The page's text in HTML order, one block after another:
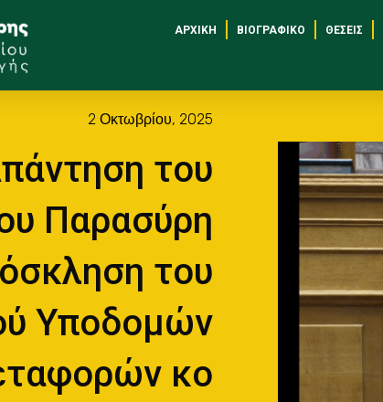
ΑΡΧΙΚΉ ΒΙΟΓΡΑΦΙΚΌ ΘΈΣΕΙΣ
2 Οκτωβρίου, 2025
του
Παρασύρη
του
Υποδομών
κο